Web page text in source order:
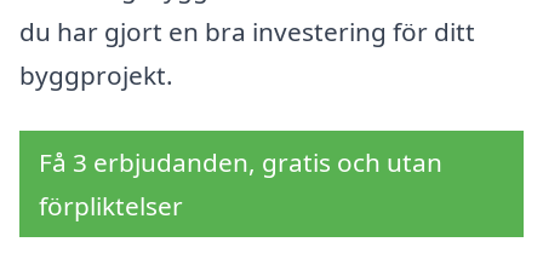
du har gjort en bra investering för ditt
byggprojekt.
Få 3 erbjudanden, gratis och utan
förpliktelser